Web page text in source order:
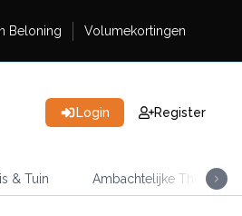
Beloning Volumekortingen
Login Register
& Tuin Ambachtelijke Thee